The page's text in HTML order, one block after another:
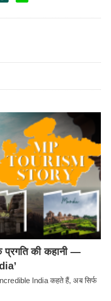
प्रगति की कहानी —
India कहते हैं, अब सिर्फ